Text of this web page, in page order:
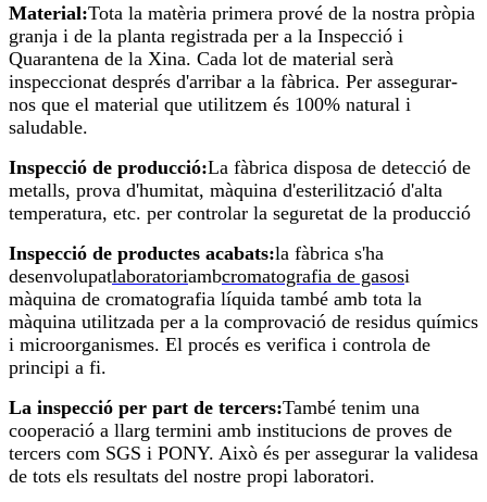
Material:Tota la matèria primera prové de la nostra pròpia
granja i de la planta registrada per a la Inspecció i
Quarantena de la Xina. Cada lot de material serà
inspeccionat després d'arribar a la fàbrica. Per assegurar-
nos que el material que utilitzem és 100% natural i
saludable.
Inspecció de producció:La fàbrica disposa de detecció de
metalls, prova d'humitat, màquina d'esterilització d'alta
temperatura, etc. per controlar la seguretat de la producció
Inspecció de productes acabats:la fàbrica s'ha
desenvolupatlaboratoriambcromatografia de gasosi
màquina de cromatografia líquida també amb tota la
màquina utilitzada per a la comprovació de residus químics
i microorganismes. El procés es verifica i controla de
principi a fi.
La inspecció per part de tercers:També tenim una
cooperació a llarg termini amb institucions de proves de
tercers com SGS i PONY. Això és per assegurar la validesa
de tots els resultats del nostre propi laboratori.